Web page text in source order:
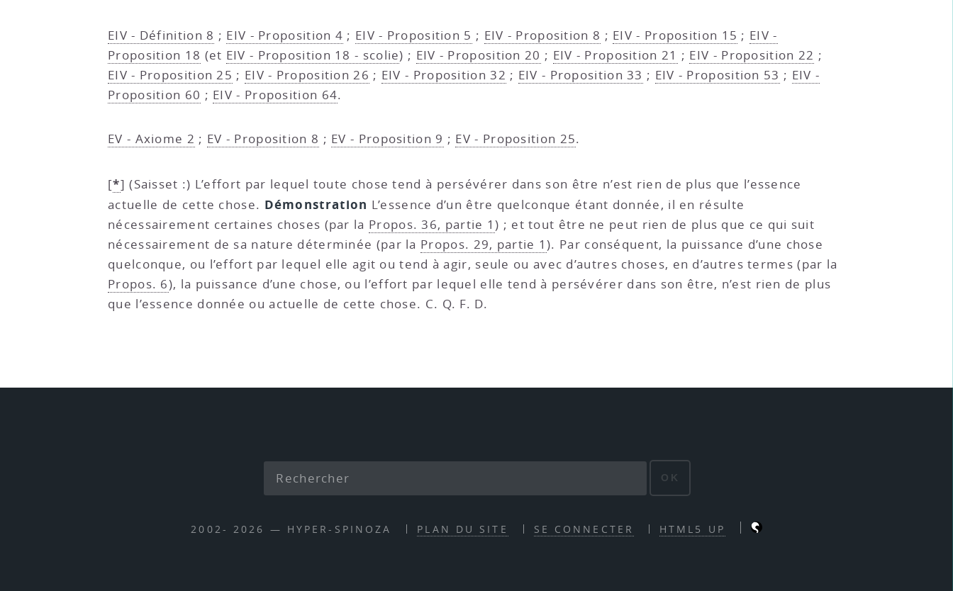
EIV - Définition 8 ; EIV - Proposition 4 ; EIV - Proposition 5 ; EIV - Proposition 8 ; EIV - Proposition 15 ; EIV -
Proposition 18 (et EIV - Proposition 18 - scolie) ; EIV - Proposition 20 ; EIV - Proposition 21 ; EIV - Proposition 22 ;
EIV - Proposition 25 ; EIV - Proposition 26 ; EIV - Proposition 32 ; EIV - Proposition 33 ; EIV - Proposition 53 ; EIV -
Proposition 60 ; EIV - Proposition 64.
EV - Axiome 2 ; EV - Proposition 8 ; EV - Proposition 9 ; EV - Proposition 25.
[*](Saisset :) L’effort par lequel toute chose tend à persévérer dans son être n’est rien de plus que l’essence
actuelle de cette chose. Démonstration L’essence d’un être quelconque étant donnée, il en résulte
nécessairement certaines choses (par la Propos. 36, partie 1) ; et tout être ne peut rien de plus que ce qui suit
nécessairement de sa nature déterminée (par la Propos. 29, partie 1). Par conséquent, la puissance d’une chose
quelconque, ou l’effort par lequel elle agit ou tend à agir, seule ou avec d’autres choses, en d’autres termes (par la
Propos. 6), la puissance d’une chose, ou l’effort par lequel elle tend à persévérer dans son être, n’est rien de plus
que l’essence donnée ou actuelle de cette chose. C. Q. F. D.
OK
2002- 2026 — HYPER-SPINOZA PLAN DU SITE SE CONNECTER HTML5 UP